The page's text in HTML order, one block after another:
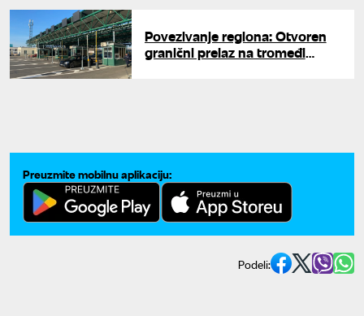
Povezivanje regiona: Otvoren
granični prelaz na tromeđi
Preuzmite mobilnu aplikaciju:
Podeli: